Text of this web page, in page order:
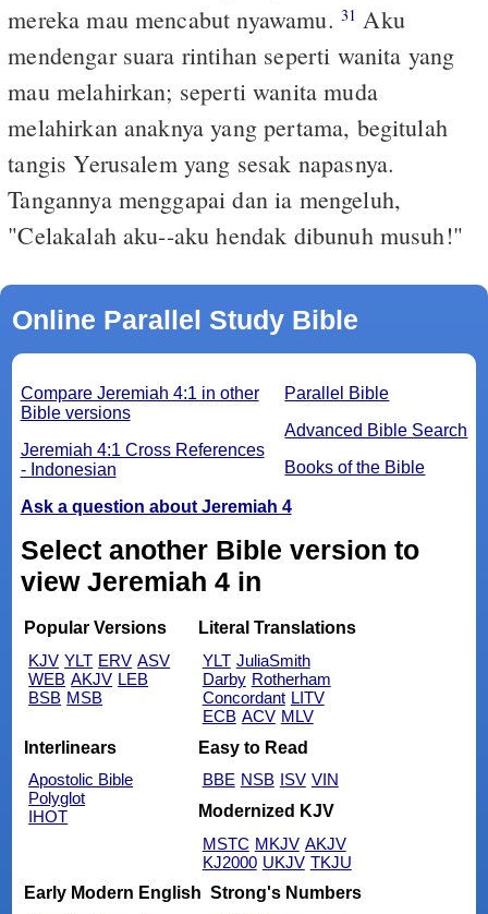
mereka mau mencabut nyawamu. 31 Aku
mendengar suara rintihan seperti wanita yang
mau melahirkan; seperti wanita muda
melahirkan anaknya yang pertama, begitulah
tangis Yerusalem yang sesak napasnya.
Tangannya menggapai dan ia mengeluh,
"Celakalah aku--aku hendak dibunuh musuh!"
Online Parallel Study Bible
Parallel Bible
Advanced Bible Search
Books of the Bible
Compare Jeremiah 4:1 in other
Bible versions
Jeremiah 4:1 Cross References
- Indonesian
Ask a question about Jeremiah 4
Select another Bible version to
view Jeremiah 4 in
Popular Versions
KJV YLT ERV ASV
WEB AKJV LEB
BSB MSB
Literal Translations
YLT JuliaSmith
Darby Rotherham
Concordant LITV
ECB ACV MLV
Interlinears
Apostolic Bible
Polyglot
IHOT
Easy to Read
BBE NSB ISV VIN
Modernized KJV
MSTC MKJV AKJV
KJ2000 UKJV TKJU
Early Modern English Strong's Numbers